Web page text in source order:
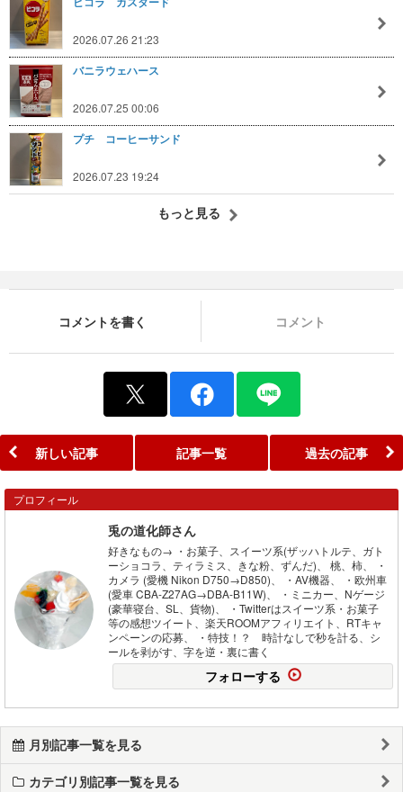
2026.07.26 21:23
バニラウェハース
2026.07.25 00:06
プチ コーヒーサンド
2026.07.23 19:24
もっと見る
コメントを書く コメント
新しい記事 記事一覧 過去の記事
プロフィール
兎の道化師さん
好きなもの→ ・お菓子、スイーツ系(ザッハトルテ、ガト
ーショコラ、ティラミス、きな粉、ずんだ)、 桃、柿、 ・
カメラ (愛機 Nikon D750→D850)、 ・AV機器、 ・欧州車
(愛車 CBA-Z27AG→DBA-B11W)、 ・ミニカー、Nゲージ
(豪華寝台、SL、貨物)、 ・Twitterはスイーツ系・お菓子
等の感想ツイート、楽天ROOMアフィリエイト、RTキャ
ンペーンの応募、 ・特技！？ 時計なしで秒を計る、シ
ールを剥がす、字を逆・裏に書く
フォローする
月別記事一覧を見る
カテゴリ別記事一覧を見る